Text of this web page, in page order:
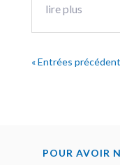
lire plus
« Entrées
POUR AVOIR